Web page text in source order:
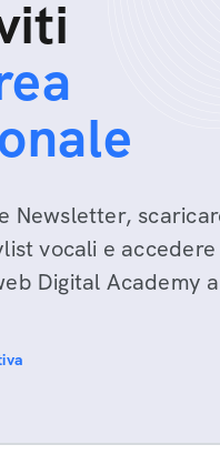
Newsletter,
vocali e accedere
Digital Academy